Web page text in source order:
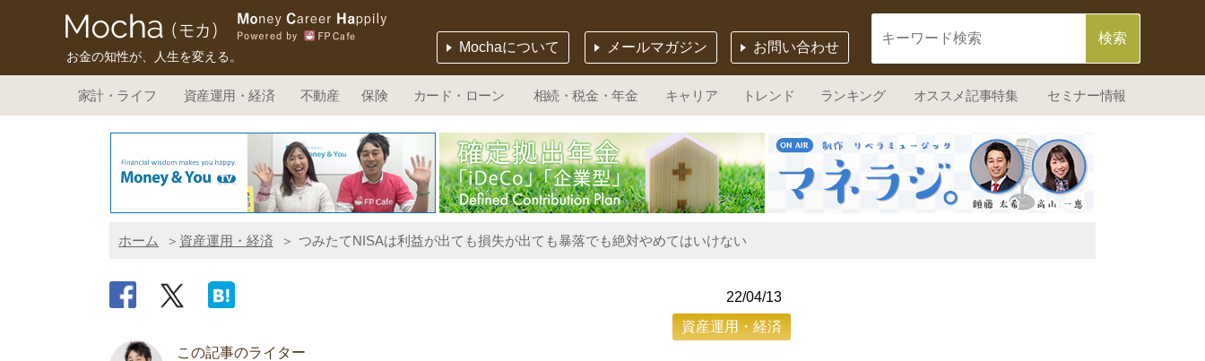
お金の知性が、人生を変える。
お問い合わせ
メールマガジン
Mochaについて
家計・ライフ 資産運用・経済 不動産 保険 カード・ローン 相続・税金・年金 キャリア トレンド ランキング オススメ記事特集 セミナー情報
ホーム 資産運用・経済 つみたてNISAは利益が出ても損失が出ても暴落でも絶対やめてはいけない
22/04/13
資産運用・経済
この記事のライター